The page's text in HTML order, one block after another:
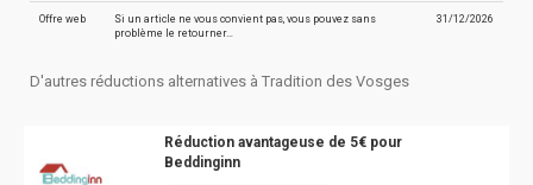
Offre web
Si un article ne vous convient pas, vous pouvez sans
problème le retourner…
31/12/2026
D'autres réductions alternatives à Tradition des Vosges
Réduction avantageuse de 5€ pour
Beddinginn